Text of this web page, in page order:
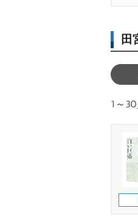
田
1～